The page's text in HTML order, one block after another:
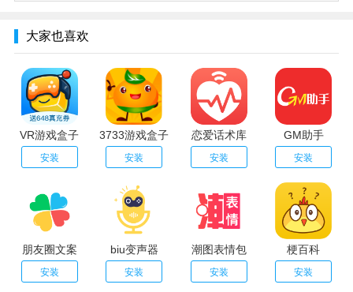
大家也喜欢
VR游戏盒子
安装
3733游戏盒子
安装
恋爱话术库
安装
GM助手
安装
朋友圈文案
安装
biu变声器
安装
潮图表情包
安装
梗百科
安装